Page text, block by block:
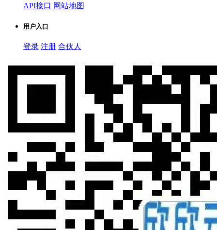
API接口 网站地图
用户入口
登录 注册 合伙人